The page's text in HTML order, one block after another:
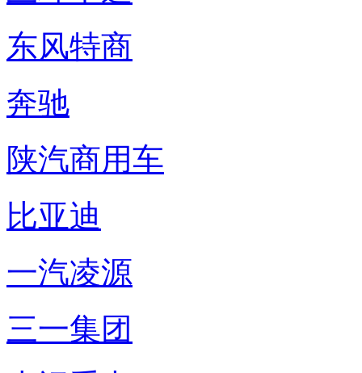
东风特商
奔驰
陕汽商用车
比亚迪
一汽凌源
三一集团